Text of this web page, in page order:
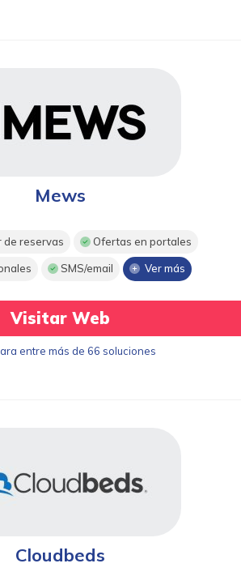
Mews
de reservas Ofertas en portales
SMS/email Ver más
Visitar Web
entre más de 66 soluciones
Cloudbeds